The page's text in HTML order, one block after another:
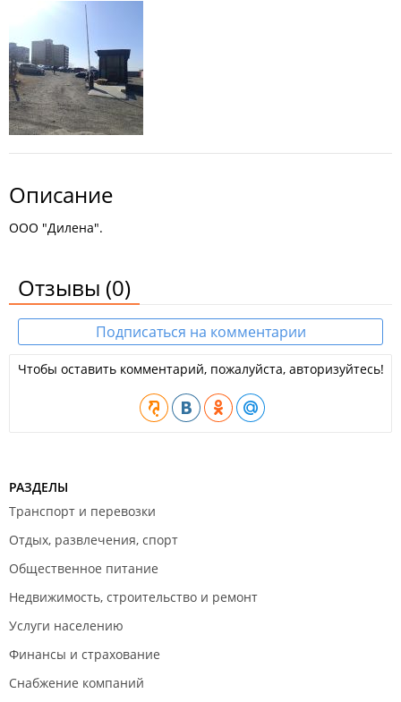
Описание
ООО "Дилена".
Отзывы (0)
Подписаться на комментарии
Чтобы оставить комментарий, пожалуйста, авторизуйтесь!
РАЗДЕЛЫ
Транспорт и перевозки
Отдых, развлечения, спорт
Общественное питание
Недвижимость, строительство и ремонт
Услуги населению
Финансы и страхование
Снабжение компаний